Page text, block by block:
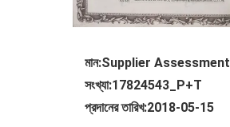
মান:Supplier Assessment
সংখ্যা:17824543_P+T
প্রদানের তারিখ:2018-05-15